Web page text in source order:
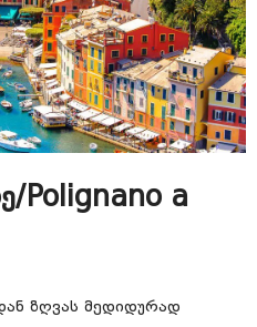
Polignano a
ზღვას მედიდურად